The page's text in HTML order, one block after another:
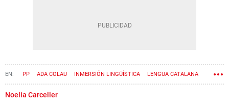
PP ADA COLAU INMERSIÓN LINGÜÍSTICA LENGUA CATALANA
VALENTS
Noelia Carceller